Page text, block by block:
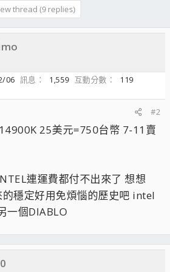
thread (9 replies)
06 訊息 1,559 互動分數
119
#2
25美元=750台幣 7-11賣
連運費都付不出來了 想想
穩定好用免煩惱的歷史吧 intel
一個DIABLO